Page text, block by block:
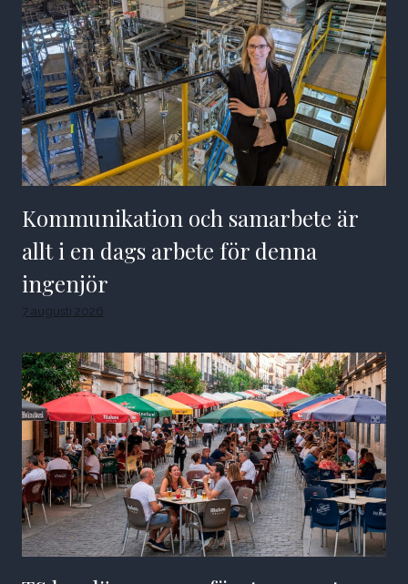
Kommunikation och samarbete är
allt i en dags arbete för denna
ingenjör
7 augusti 2026